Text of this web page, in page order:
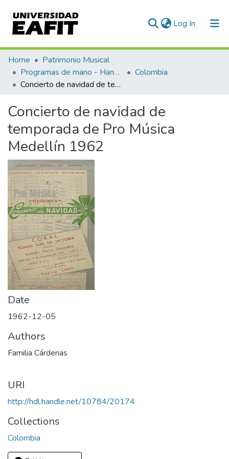
Log In (current)
Communities & Collections
All of DSpace
Home
Patrimonio Musical
Programas de mano - Hand programs
Colombia
Concierto de navidad de temporada de Pro Música Medellín 1962
Concierto de navidad de
temporada de Pro Música
Medellín 1962
Date
1962-12-05
Authors
Familia Cárdenas
URI
http://hdl.handle.net/10784/20174
Collections
Colombia